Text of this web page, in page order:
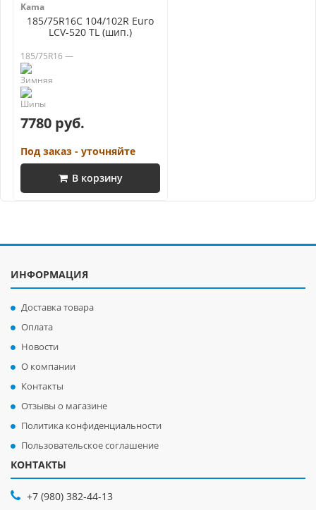
Kama
185/75R16C 104/102R Euro
LCV-520 TL (шип.)
185/75R16 —
7780 руб.
Под заказ - уточняйте
В корзину
ИНФОРМАЦИЯ
Доставка товара
Оплата
Новости
О компании
Контакты
Отзывы о магазине
Политика конфиденциальности
Пользовательское соглашение
КОНТАКТЫ
+7 (980) 382-44-13